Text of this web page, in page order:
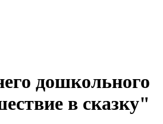
дошкольного
в сказку"